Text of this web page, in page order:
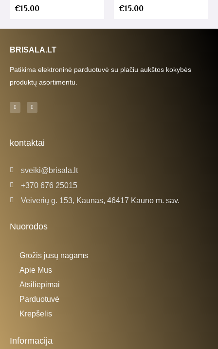
€15.00 €15.00
BRISALA.LT
Patikima elektroninė parduotuvė su plačiu aukštos kokybės
produktų asortimentu.
F
a
c
-
f
I
n
s
m
kontaktai
sveiki@brisala.lt
+370 676 25015
Veiverių g. 153, Kaunas, 46417 Kauno m. sav.
Nuorodos
Grožis jūsų nagams
Apie Mus
Atsiliepimai
Parduotuvė
Krepšelis
Informacija